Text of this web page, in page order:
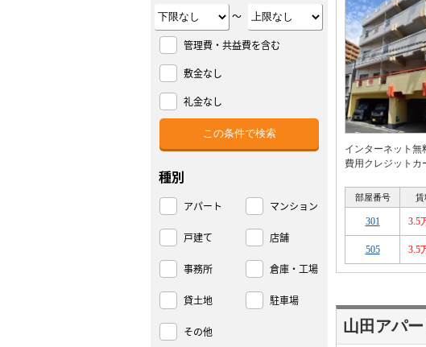
インターネット無
費用クレジットカ
部屋番号 賃
301 3.5
505 3.5
山田アパー
～
管理費・共益費を含む
敷金なし
礼金なし
種別
アパート マンション
戸建て 店舗
事務所 倉庫・工場
貸土地 駐車場
その他